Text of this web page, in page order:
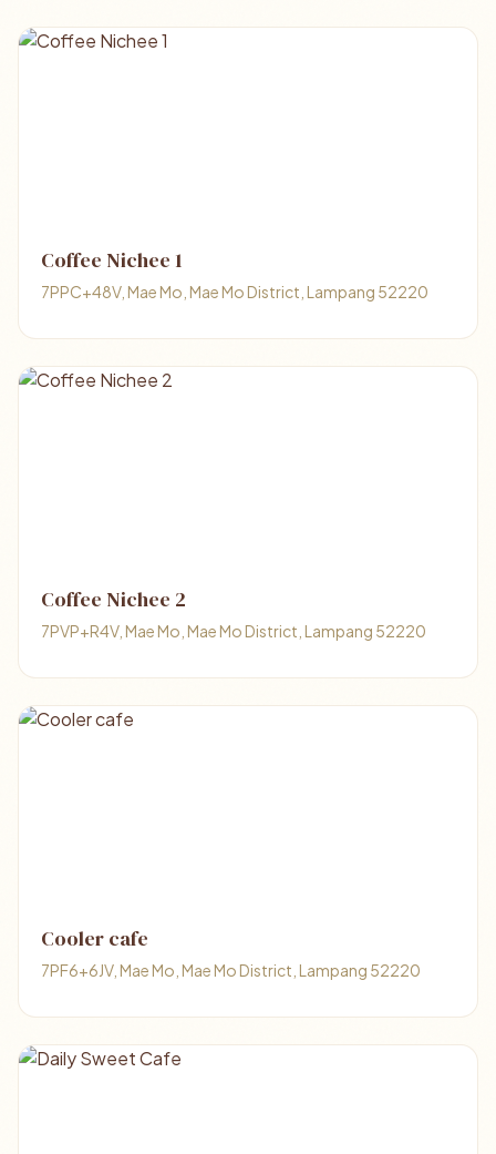
Coffee Nichee 1
7PPC+48V, Mae Mo, Mae Mo District, Lampang 52220
Coffee Nichee 2
7PVP+R4V, Mae Mo, Mae Mo District, Lampang 52220
Cooler cafe
7PF6+6JV, Mae Mo, Mae Mo District, Lampang 52220